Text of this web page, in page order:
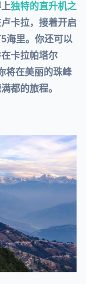
独特的直升机之
卡拉，接着开启
海里。你还可以
卡拉帕塔尔
将在美丽的珠峰
都的旅程。